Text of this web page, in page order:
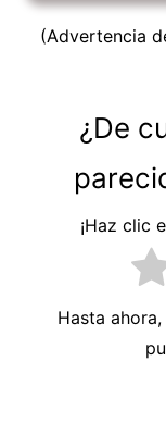
(Advertencia
¿De
¡Haz clic
Hasta